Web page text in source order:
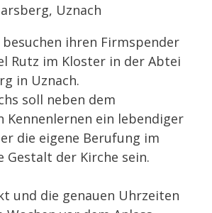
Uznach
ihren Firmspender
Rutz im Kloster in der Abtei
in Uznach.
soll neben dem
Kennenlernen ein lebendiger
die eigene Berufung im
Gestalt der Kirche sein.
und die genauen Uhrzeiten